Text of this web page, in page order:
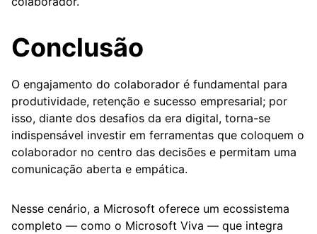
Conclusão
O engajamento do colaborador é fundamental para
produtividade, retenção e sucesso empresarial; por
isso, diante dos desafios da era digital, torna-se
indispensável investir em ferramentas que coloquem o
colaborador no centro das decisões e permitam uma
comunicação aberta e empática.
Nesse cenário, a Microsoft oferece um ecossistema
completo — como o Microsoft Viva — que integra